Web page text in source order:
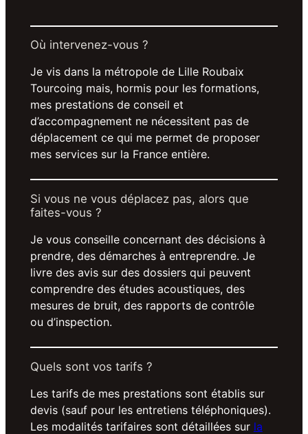
Où intervenez-vous ?
Je vis dans la métropole de Lille Roubaix
Tourcoing mais, hormis pour les formations,
mes prestations de conseil et
d’accompagnement ne nécessitent pas de
déplacement ce qui me permet de proposer
mes services sur la France entière.
Si vous ne vous déplacez pas, alors que
faites-vous ?
Je vous conseille concernant des décisions à
prendre, des démarches à entreprendre. Je
livre des avis sur des dossiers qui peuvent
comprendre des études acoustiques, des
mesures de bruit, des rapports de contrôle
ou d’inspection.
Quels sont vos tarifs ?
Les tarifs de mes prestations sont établis sur
devis (sauf pour les entretiens téléphoniques).
Les modalités tarifaires sont détaillées sur la